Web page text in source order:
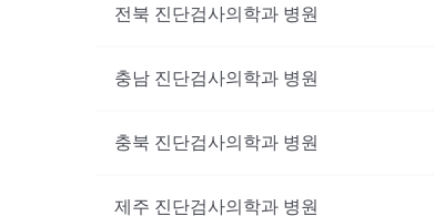
전북 진단검사의학과 병원
충남 진단검사의학과 병원
충북 진단검사의학과 병원
제주 진단검사의학과 병원
대기없이 진료를 받고 싶으신가요?